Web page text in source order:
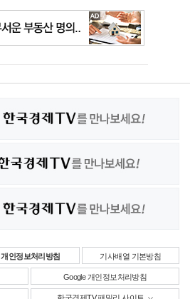
개인정보처리방침 기사배열 기본방침
Google 개인정보처리방침